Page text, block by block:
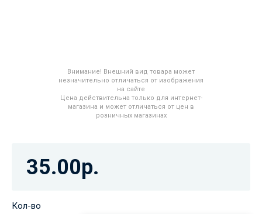
Внимание! Внешний вид товара может
незначительно отличаться от изображения
на сайте
Цена действительна только для интернет-
магазина и может отличаться от цен в
розничных магазинах
35.00р.
Кол-во